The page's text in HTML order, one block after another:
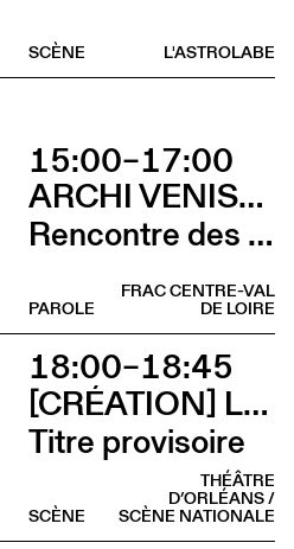
L'ASTROLABE
SCÈNE
15:00–17:00
ARCHI VENISE 2025
Rencontre des pavillons suisse et français
FRAC CENTRE-VAL
DE LOIRE
PAROLE
18:00–18:45
[CRÉATION] LILI PARSON
Titre provisoire
THÉÂTRE
D’ORLÉANS /
SCÈNE NATIONALE
SCÈNE